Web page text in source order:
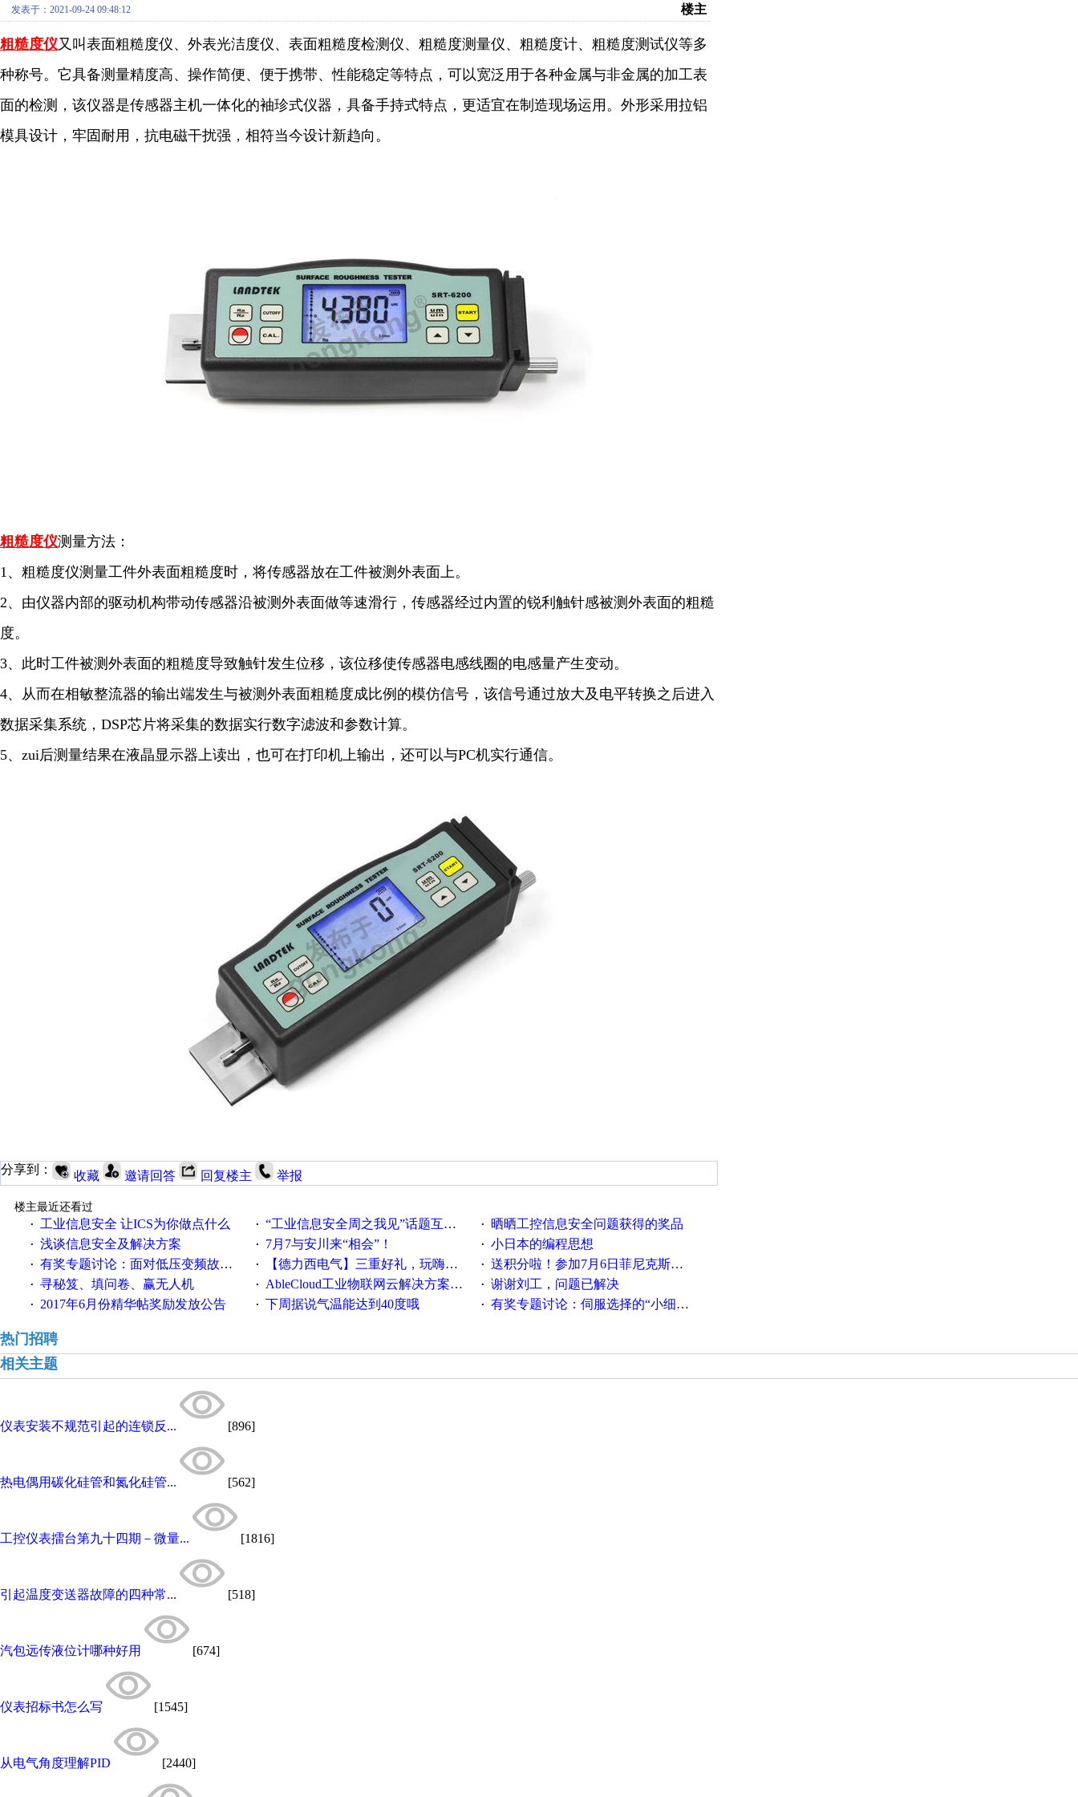
发表于：2021-09-24 09:48:12 楼主
粗糙度仪又叫表面粗糙度仪、外表光洁度仪、表面粗糙度检测仪、粗糙度测量仪、粗糙度计、粗糙度测试仪等多
种称号。它具备测量精度高、操作简便、便于携带、性能稳定等特点，可以宽泛用于各种金属与非金属的加工表
面的检测，该仪器是传感器主机一体化的袖珍式仪器，具备手持式特点，更适宜在制造现场运用。外形采用拉铝
模具设计，牢固耐用，抗电磁干扰强，相符当今设计新趋向。
粗糙度仪测量方法：
1、粗糙度仪测量工件外表面粗糙度时，将传感器放在工件被测外表面上。
2、由仪器内部的驱动机构带动传感器沿被测外表面做等速滑行，传感器经过内置的锐利触针感被测外表面的粗糙
度。
3、此时工件被测外表面的粗糙度导致触针发生位移，该位移使传感器电感线圈的电感量产生变动。
4、从而在相敏整流器的输出端发生与被测外表面粗糙度成比例的模仿信号，该信号通过放大及电平转换之后进入
数据采集系统，DSP芯片将采集的数据实行数字滤波和参数计算。
5、zui后测量结果在液晶显示器上读出，也可在打印机上输出，还可以与PC机实行通信。
分享到： 收藏 邀请回答 回复楼主 举报
楼主最近还看过
·
工业信息安全 让ICS为你做点什么 · “工业信息安全周之我见”话题互动获奖名单发布公告 · 晒晒工控信息安全问题获得的奖品
· 浅谈信息安全及解决方案 · 7月7与安川来“相会”！ · 小日本的编程思想
· 有奖专题讨论：面对低压变频故障，老手是这样解决的！ · 【德力西电气】三重好礼，玩嗨夏日！ · 送积分啦！参加7月6日菲尼克斯在线研讨会即得
· 寻秘笈、填问卷、赢无人机 · AbleCloud工业物联网云解决方案实践及应用 · 谢谢刘工，问题已解决
· 2017年6月份精华帖奖励发放公告 · 下周据说气温能达到40度哦 · 有奖专题讨论：伺服选择的“小细节大学问”奖励公告
热门招聘
相关主题
仪表安装不规范引起的连锁反... [896]
热电偶用碳化硅管和氮化硅管... [562]
工控仪表擂台第九十四期－微量... [1816]
引起温度变送器故障的四种常... [518]
汽包远传液位计哪种好用 [674]
仪表招标书怎么写 [1545]
从电气角度理解PID [2440]